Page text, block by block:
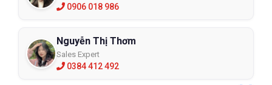
0906 018 986
Nguyễn Thị Thơm
Sales Expert
0384 412 492